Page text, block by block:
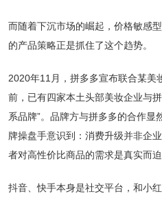
而随着下沉市场的崛起，价格敏感
的产品策略正是抓住了这个趋势。
2020年11月，拼多多宣布联合某美
前，已有四家本土头部美妆企业与
系品牌”。品牌方与拼多多的合作显
牌操盘手意识到：消费升级并非企
者对高性价比商品的需求是真实而迫
抖音、快手本身是社交平台，和小